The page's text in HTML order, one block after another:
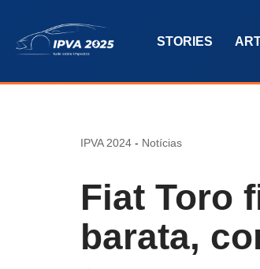
Pular
o
STORIES
IPVA 2024 - Notícias
Fiat Toro
barata,